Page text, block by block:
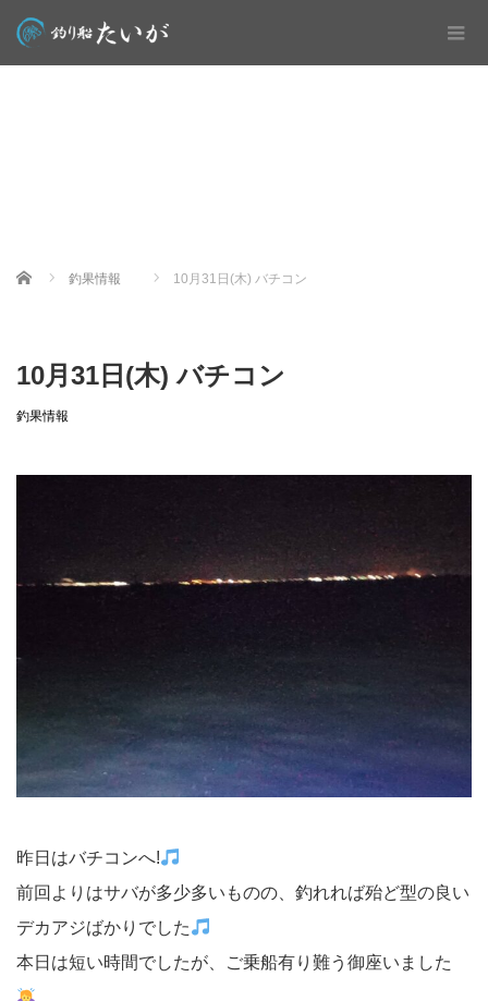
Home 釣果情報 10月31日(木) バチコン
10月31日(木) バチコン
釣果情報
昨日はバチコンへ!
前回よりはサバが多少多いものの、釣れれば殆ど型の良い
デカアジばかりでした
本日は短い時間でしたが、ご乗船有り難う御座いました